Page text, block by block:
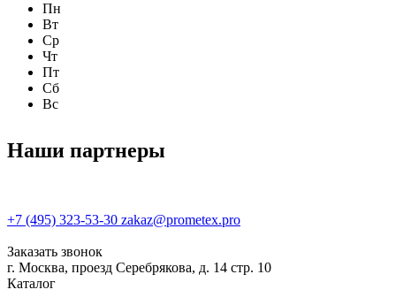
Пн
Вт
Ср
Чт
Пт
Сб
Вс
Наши партнеры
+7 (495) 323-53-30 zakaz@prometex.pro
Заказать звонок
г. Москва, проезд Серебрякова, д. 14 стр. 10
Каталог